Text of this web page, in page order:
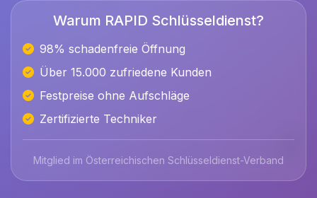
Warum RAPID Schlüsseldienst?
98% schadenfreie Öffnung
Über 15.000 zufriedene Kunden
Festpreise ohne Aufschläge
Zertifizierte Techniker
Mitglied im Österreichischen Schlüsseldienst-Verband